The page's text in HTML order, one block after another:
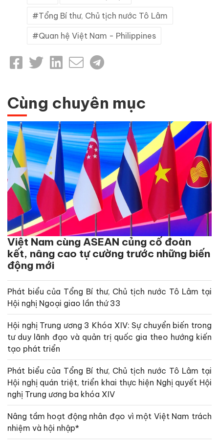
Tổng Bí thư, Chủ tịch nước Tô Lâm
Quan hệ Việt Nam - Philippines
Cùng chuyên mục
Việt Nam cùng ASEAN củng cố đoàn
kết, nâng cao tự cường trước những biến
động mới
Phát biểu của Tổng Bí thư, Chủ tịch nước Tô Lâm tại
Hội nghị Ngoại giao lần thứ 33
Hội nghị Trung ương 3 Khóa XIV: Sự chuyển biến trong
tư duy lãnh đạo và quản trị quốc gia theo hướng kiến
tạo phát triển
Phát biểu của Tổng Bí thư, Chủ tịch nước Tô Lâm tại
Hội nghị quán triệt, triển khai thực hiện Nghị quyết Hội
nghị Trung ương ba khóa XIV
Nâng tầm hoạt động nhân đạo vì một Việt Nam trách
nhiệm và hội nhập*